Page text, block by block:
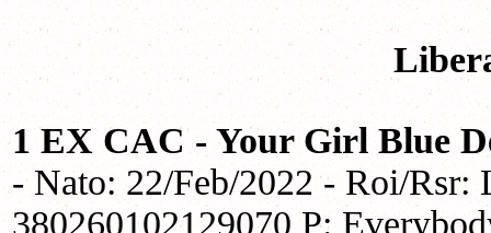
1 EX CAC - Your Girl Blue
- Nato: 22/Feb/2022 - Roi/Rsr:
380260102129070 P: